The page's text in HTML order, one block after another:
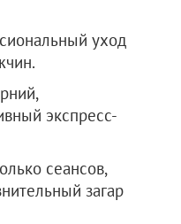
уход
экспресс-
сеансов,
загар